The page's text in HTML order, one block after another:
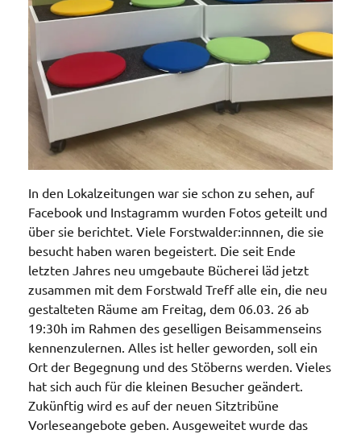
In den Lokalzeitungen war sie schon zu sehen, auf
Facebook und Instagramm wurden Fotos geteilt und
über sie berichtet. Viele Forstwalder:innnen, die sie
besucht haben waren begeistert. Die seit Ende
letzten Jahres neu umgebaute Bücherei läd jetzt
zusammen mit dem Forstwald Treff alle ein, die neu
gestalteten Räume am Freitag, dem 06.03. 26 ab
19:30h im Rahmen des geselligen Beisammenseins
kennenzulernen. Alles ist heller geworden, soll ein
Ort der Begegnung und des Stöberns werden. Vieles
hat sich auch für die kleinen Besucher geändert.
Zukünftig wird es auf der neuen Sitztribüne
Vorleseangebote geben. Ausgeweitet wurde das